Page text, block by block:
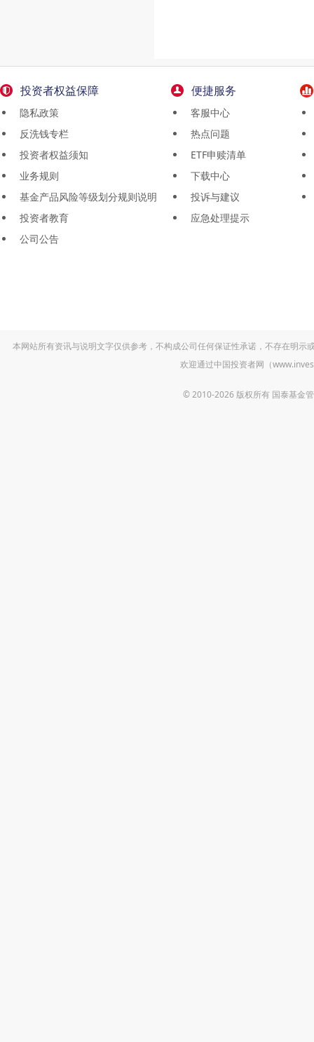
投资者权益保障
隐私政策
反洗钱专栏
投资者权益须知
业务规则
基金产品风险等级划分规则说明
投资者教育
公司公告
便捷服务
客服中心
热点问题
ETF申赎清单
下载中心
投诉与建议
应急处理提示
本网站所有资讯与说明文字仅供参考，不构成公司任何保证性承诺，不存在明
欢迎通过中国投资者网（
© 2010-2026 版权所有 国泰基金